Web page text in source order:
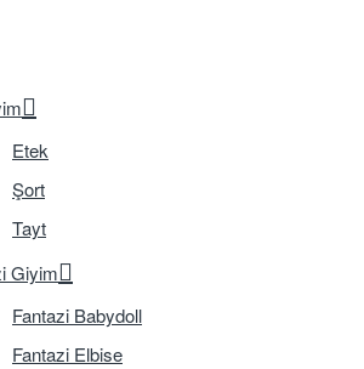
Etek
Şort
Tayt
Giyim
Fantazi Babydoll
Fantazi Elbise